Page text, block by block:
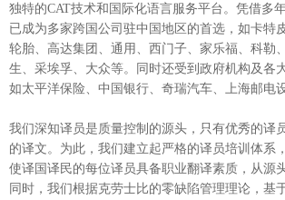
独特的CAT技术和国际化语言服务平台。凭借多
已成为多家跨国公司驻中国地区的首选，如卡特
轮胎、高达集团、通用、西门子、家乐福、科勒
生、采埃孚、大众等。同时还受到政府机构及各
如太平洋保险、中国银行、奇瑞汽车、上海邮电
我们深知译员是质量控制的源头，只有优秀的译
的译文。为此，我们建立起严格的译员培训体系
使译国译民的每位译员具备职业翻译素质，从源
同时，我们根据克劳士比的零缺陷管理理论，基